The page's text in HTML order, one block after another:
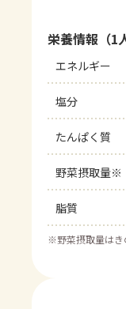
栄養情報（1
エネルギー
塩分
たんぱく質
野菜摂取量※
脂質
※野菜摂取量は